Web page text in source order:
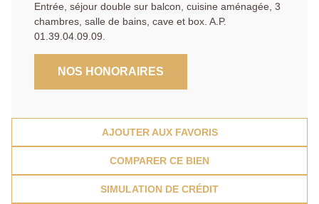
Entrée, séjour double sur balcon, cuisine aménagée, 3
chambres, salle de bains, cave et box. A.P.
01.39.04.09.09.
NOS HONORAIRES
AJOUTER AUX FAVORIS
COMPARER CE BIEN
SIMULATION DE CRÉDIT